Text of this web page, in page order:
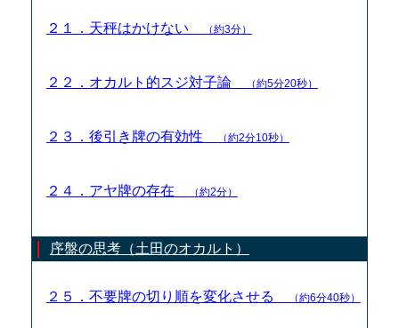
２１．天秤はかけない （約3分）
２２．オカルト的スジ対子論 （約5分20秒）
２３．後引き牌の有効性 （約2分10秒）
２４．アヤ牌の存在 （約2分）
序盤の思考（土田のオカルト）
２５．不要牌の切り順を変化させる （約6分40秒）